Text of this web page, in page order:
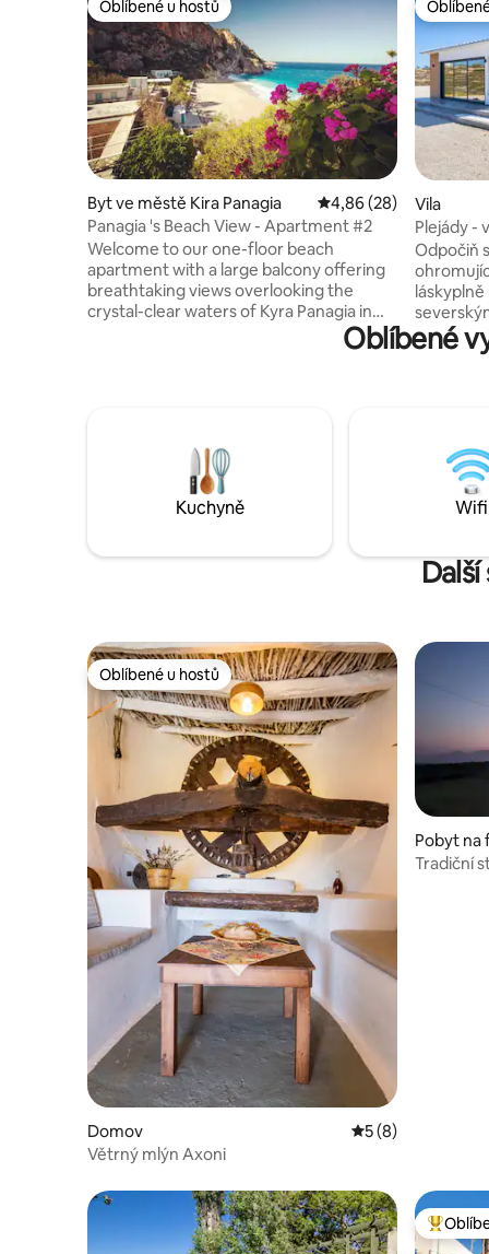
Oblíbené u hostů
Oblíbené u hostů
Byt ve městě Kira Panagia Průměrné hodnocení
4,86 (28)
Panagia 's Beach View - Apartment #2
Welcome to our one-floor beach
apartment with a large balcony offering
breathtaking views overlooking the
crystal-clear waters of Kyra Panagia in
Karpathos. Tento poklidný pobyt je jen
že můžeme hosty přivítat zpět, a
chceme tě ujistit, že i když hodnocení
pocházejí z roku 2019, můžeš rezervovat
Vila
Plejády -
nad
Odpočiň
výhled
jen
klidně a
Oblíbené
Kuchyně Wifi
Oblíbené u hostů
Oblíbené u hostů
Domov Průměrné
5 (8)
Větrný mlýn Axoni
Pobyt na
Tradiční
Nejlepší